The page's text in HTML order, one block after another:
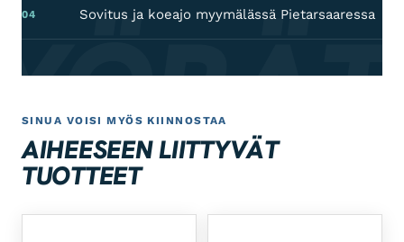
04 Sovitus ja koeajo myymälässä Pietarsaaressa
SINUA VOISI MYÖS KIINNOSTAA
AIHEESEEN LIITTYVÄT
TUOTTEET